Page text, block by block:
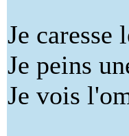
Je caresse
Je peins
Je vois